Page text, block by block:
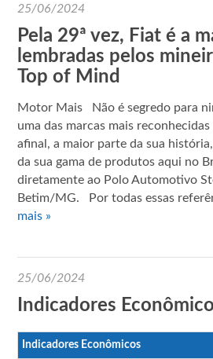
25/06/2024
Pela 29ª vez, Fiat é a
lembradas pelos
Top of Mind
Motor Mais Não é segredo para
uma das marcas mais
afinal, a maior parte da sua
da sua gama de produtos aqui no
diretamente ao Polo Automotivo
Betim/MG. Por todas essas
mais »
25/06/2024
Indicadores
Indicadores Econômicos